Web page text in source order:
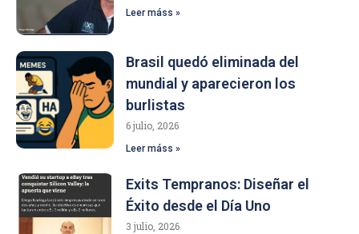
Leer máss »
Brasil quedó eliminada del
mundial y aparecieron los
burlistas
6 julio, 2026
Leer máss »
Exits Tempranos: Diseñar el
Éxito desde el Día Uno
3 julio, 2026